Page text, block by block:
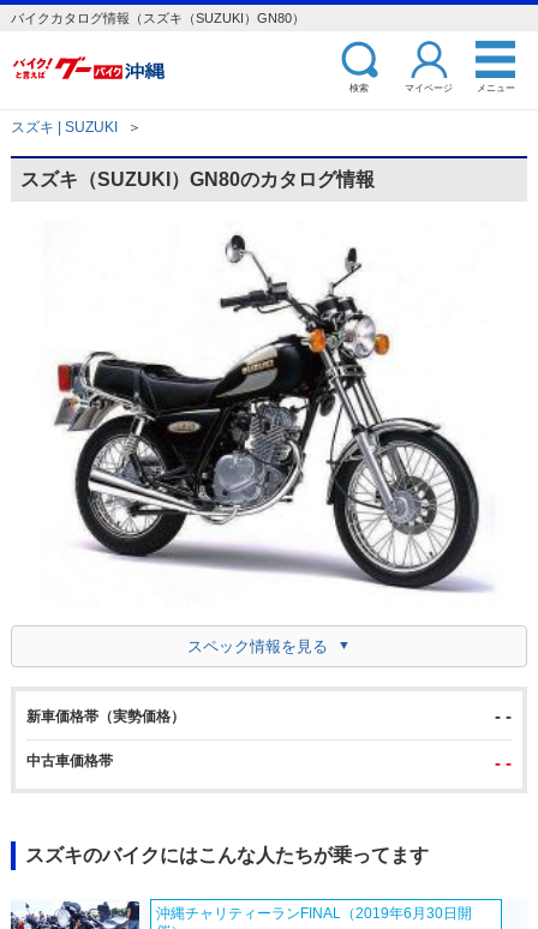
バイクカタログ情報（スズキ（SUZUKI）GN80）
検索 マイページ メニュー
スズキ | SUZUKI ＞
スズキ（SUZUKI）GN80のカタログ情報
スペック情報を見る
新車価格帯（実勢価格） - -
中古車価格帯 - -
スズキのバイクにはこんな人たちが乗ってます
沖縄チャリティーランFINAL（2019年6月30日開